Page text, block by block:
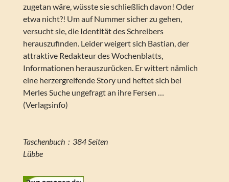
zugetan wäre, wüsste sie schließlich davon! Oder
etwa nicht?! Um auf Nummer sicher zu gehen,
versucht sie, die Identität des Schreibers
herauszufinden. Leider weigert sich Bastian, der
attraktive Redakteur des Wochenblatts,
Informationen herauszurücken. Er wittert nämlich
eine herzergreifende Story und heftet sich bei
Merles Suche ungefragt an ihre Fersen …
(Verlagsinfo)
Taschenbuch ‏ : ‎ 384 Seiten
Lübbe